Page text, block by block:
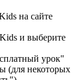
на сайте
и выберите
урок"
(для некоторых